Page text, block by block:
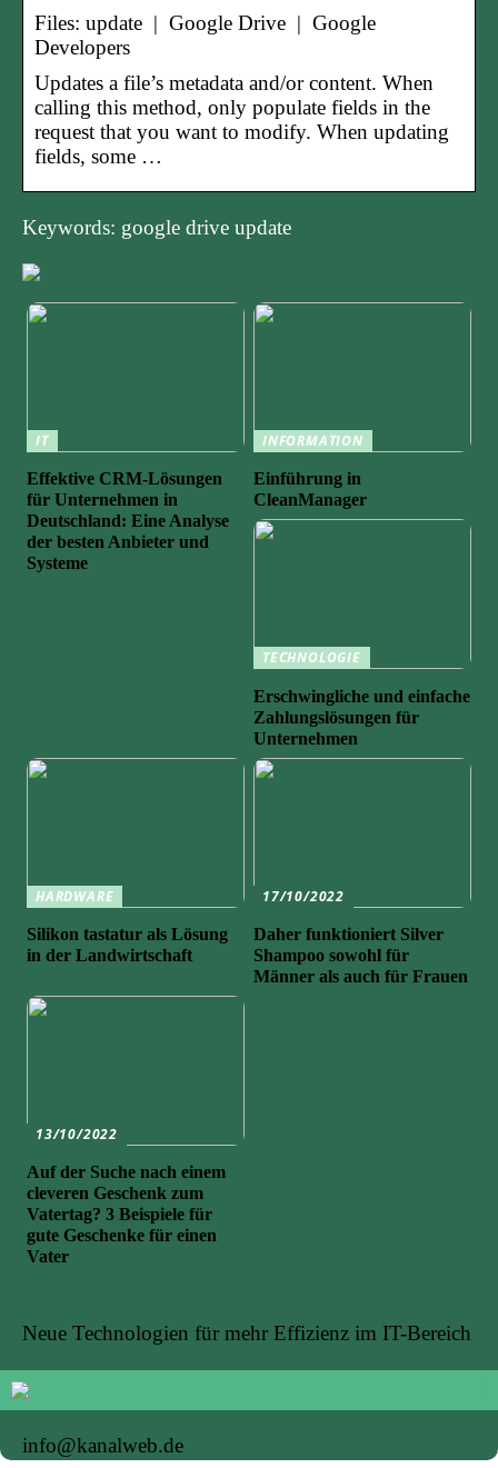
Files: update | Google Drive | Google
Developers
Updates a file’s metadata and/or content. When
calling this method, only populate fields in the
request that you want to modify. When updating
fields, some …
Keywords: google drive update
IT
Effektive CRM-Lösungen
für Unternehmen in
Deutschland: Eine Analyse
der besten Anbieter und
Systeme
INFORMATION
Einführung in
CleanManager
TECHNOLOGIE
Erschwingliche und einfache
Zahlungslösungen für
Unternehmen
HARDWARE
Silikon tastatur als Lösung
in der Landwirtschaft
17/10/2022
Daher funktioniert Silver
Shampoo sowohl für
Männer als auch für Frauen
13/10/2022
Auf der Suche nach einem
cleveren Geschenk zum
Vatertag? 3 Beispiele für
gute Geschenke für einen
Vater
Neue Technologien für mehr Effizienz im IT-Bereich
info@kanalweb.de